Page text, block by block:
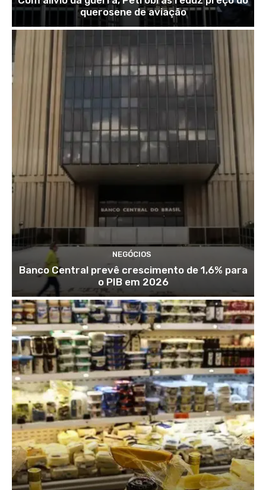
querosene de aviação
NEGÓCIOS
Banco Central prevê crescimento de 1,6% para
o PIB em 2026